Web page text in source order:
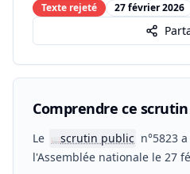
Texte rejeté 27 février 2026
Comprendre ce scrutin
Le 📖scrutin public n°5823
l'Assemblée nationale le 27